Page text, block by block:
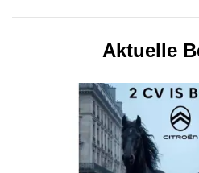
Aktuelle